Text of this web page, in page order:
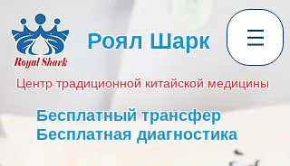
Роял Шарк
Центр традиционной китайской медицины
Бесплатный трансфер
Бесплатная диагностика